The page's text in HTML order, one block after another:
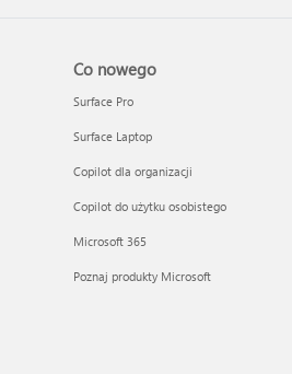
Co nowego
Surface Pro
Surface Laptop
Copilot dla organizacji
Copilot do użytku osobistego
Microsoft 365
Poznaj produkty Microsoft